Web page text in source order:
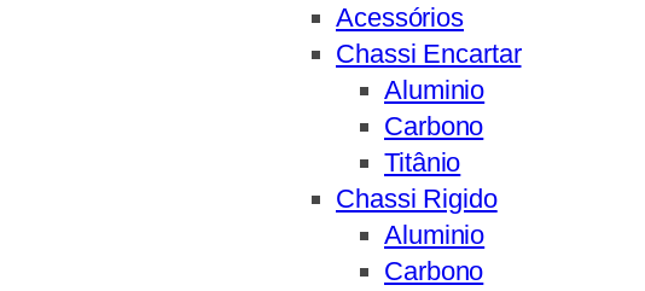
Acessórios
Chassi Encartar
Aluminio
Carbono
Titânio
Chassi Rigido
Aluminio
Carbono